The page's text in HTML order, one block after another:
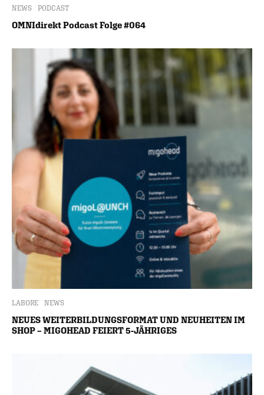
NEWS PODCAST
OMNIdirekt Podcast Folge #064
LABORE NEWS
NEUES WEITERBILDUNGSFORMAT UND NEUHEITEN IM
SHOP – MIGOHEAD FEIERT 5-JÄHRIGES